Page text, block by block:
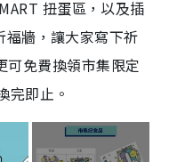
扭蛋區，以及插
牆，讓大家寫下祈
可免費換領市集限定
完即止。